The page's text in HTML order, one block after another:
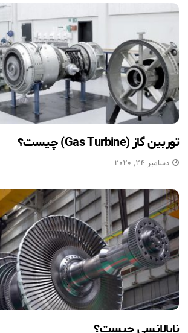
توربین گاز (Gas Turbine) چیست؟
دسامبر 24, 2020